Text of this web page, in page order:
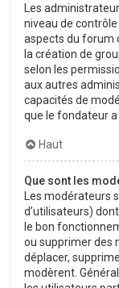
Les
niveau de
aspects du forum
la création de
selon les
aux autres
capacités de
que le fondateur a
Haut
Que sont les
Les modérateurs
d’utilisateurs)
le bon
ou supprimer des
déplacer,
modèrent.